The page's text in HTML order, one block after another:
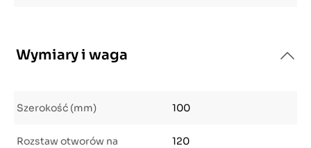
Wymiary i waga
Szerokość (mm) 100
Rozstaw otworów na
120